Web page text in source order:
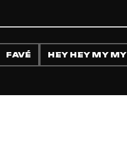
FAVÉ HEY HEY MY MY